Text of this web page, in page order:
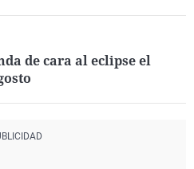
de cara al eclipse el